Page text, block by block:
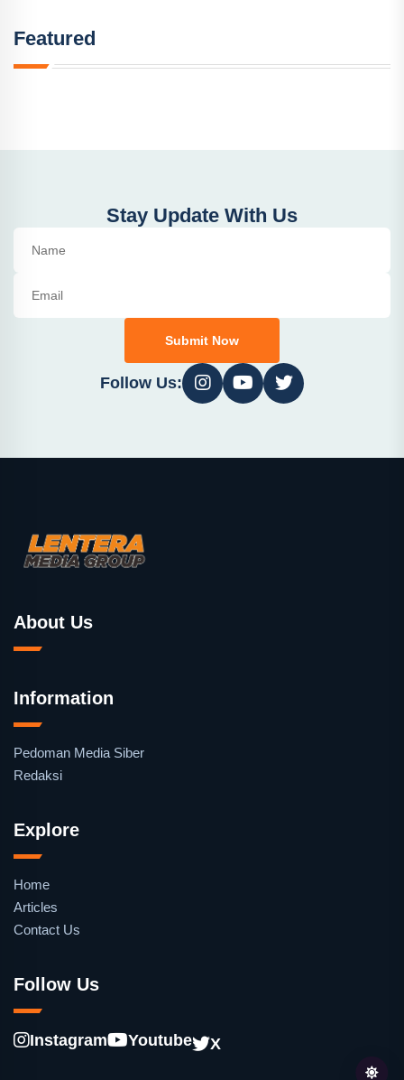
Featured
Stay Update With Us
Submit Now
Follow Us:
About Us
Information
Pedoman Media Siber
Redaksi
Explore
Home
Articles
Contact Us
Follow Us
Instagram Youtube X